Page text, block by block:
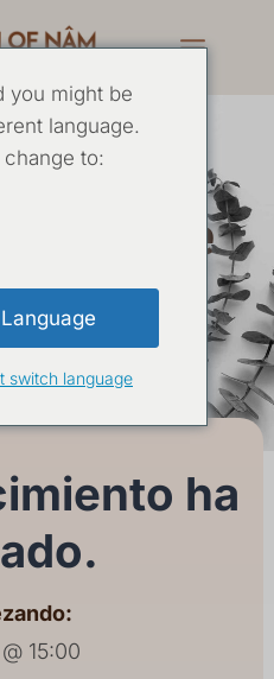
de la
Julio de
JULIO 2026
ha
15:00
you might be
language.
to:
switch language